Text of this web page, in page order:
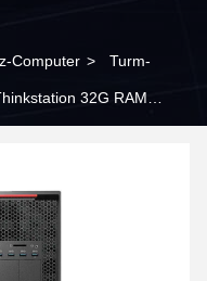
Computer > Turm-
32G RAM